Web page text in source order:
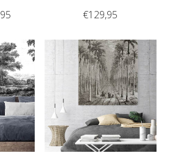
€129,95